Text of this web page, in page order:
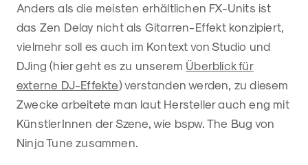
Anders als die meisten erhältlichen FX-Units ist
das Zen Delay nicht als Gitarren-Effekt konzipiert,
vielmehr soll es auch im Kontext von Studio und
DJing (hier geht es zu unserem Überblick für
externe DJ-Effekte) verstanden werden, zu diesem
Zwecke arbeitete man laut Hersteller auch eng mit
KünstlerInnen der Szene, wie bspw. The Bug von
Ninja Tune zusammen.